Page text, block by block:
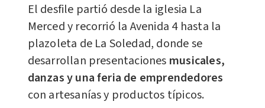
El desfile partió desde la iglesia La
Merced y recorrió la Avenida 4 hasta la
plazoleta de La Soledad, donde se
desarrollan presentaciones musicales,
danzas y una feria de emprendedores
con artesanías y productos típicos.